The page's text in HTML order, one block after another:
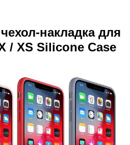
накладка для
/ XS Silicone Case